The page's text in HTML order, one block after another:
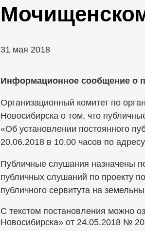
31 мая 2018
Информационное сообщение о
Организационный комитет по
Новосибирска о том, что
«Об установлении постоянного
20.06.2018 в 10.00 часов по
Публичные слушания назначены
публичных слушаний по проекту
публичного сервитута на
С текстом постановления можно
Новосибирска» от 24.05.2018 №